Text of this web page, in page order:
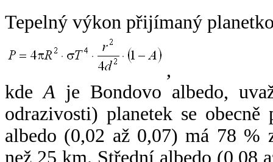
Tepelný výkon přijímaný
,
kdeA je Bondovo albedo,
odrazivosti) planetek se
albedo (0,02 až 0,07) má 78 %
než 25 km. Střední albedo (0,08